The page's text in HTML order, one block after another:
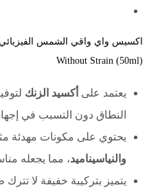
Without Strain (50ml)
يعتمد على أكسيد الزنك
النطاق دون التسبب في
يحتوي على مكونات مهدئة
والنياسيناميد، مما يجعله
يتميز بتركيبة خفيفة لا